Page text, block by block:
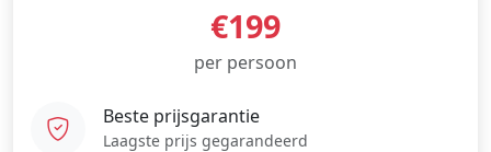
€199
per persoon
Beste prijsgarantie
Laagste prijs gegarandeerd